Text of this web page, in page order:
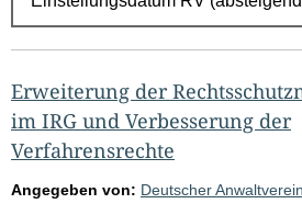
g
e
b
n
i
s
Erweiterung der
im IRG und Verbesserung der
Verfahrensrechte
Angegeben von: Deutscher